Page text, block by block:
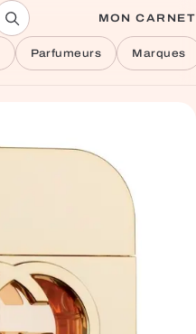
MON CARNET
Parfumeurs Marques